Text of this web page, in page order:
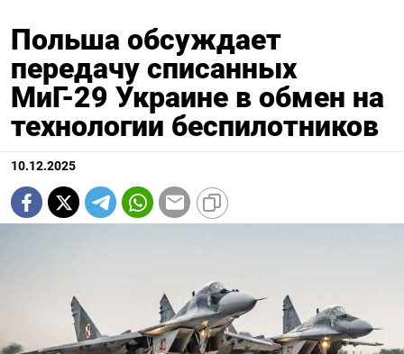
Польша обсуждает
передачу списанных
МиГ-29 Украине в обмен на
технологии беспилотников
10.12.2025